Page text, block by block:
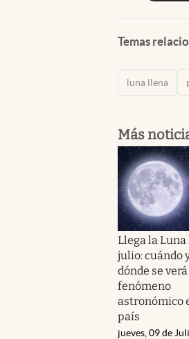
Temas
luna llena
Más
Llega la
julio: cuándo
dónde se verá
fenómeno
astronómico
país
jueves, 09 de